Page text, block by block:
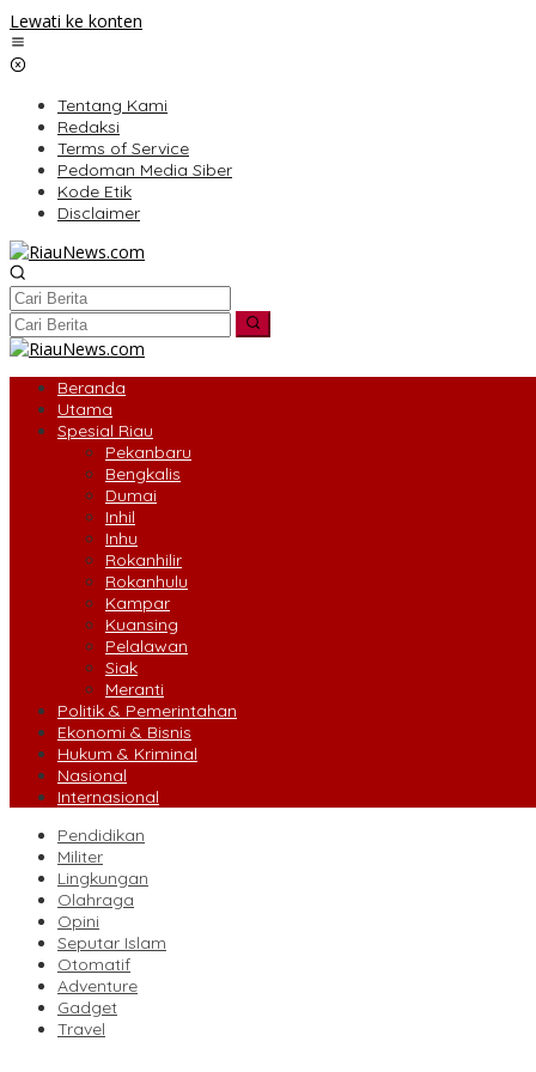
Lewati ke konten
Tentang Kami
Redaksi
Terms of Service
Pedoman Media Siber
Kode Etik
Disclaimer
Beranda
Utama
Spesial Riau
Pekanbaru
Bengkalis
Dumai
Inhil
Inhu
Rokanhilir
Rokanhulu
Kampar
Kuansing
Pelalawan
Siak
Meranti
Politik & Pemerintahan
Ekonomi & Bisnis
Hukum & Kriminal
Nasional
Internasional
Pendidikan
Militer
Lingkungan
Olahraga
Opini
Seputar Islam
Otomatif
Adventure
Gadget
Travel